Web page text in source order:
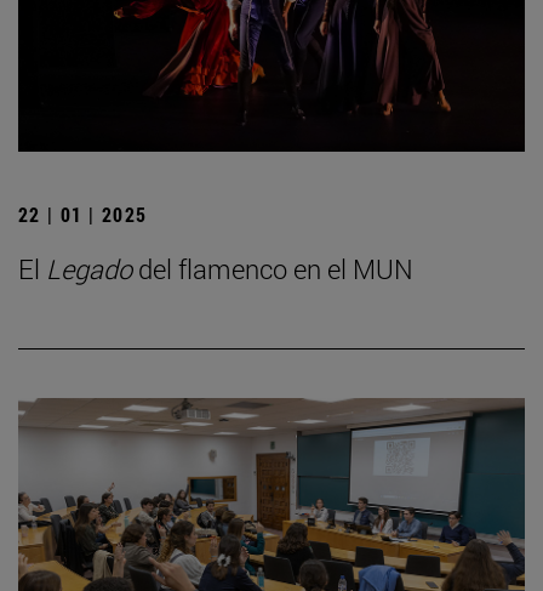
22 | 01 | 2025
El Legadodel flamenco en el MUN